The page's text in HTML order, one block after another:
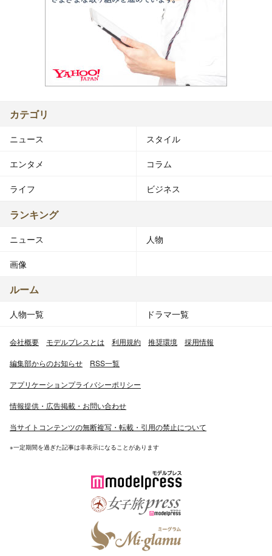
カテゴリ
ニュース スタイル
エンタメ コラム
ライフ ビジネス
ランキング
ニュース 人物
画像
ルーム
人物一覧 ドラマ一覧
会社概要 モデルプレスとは 利用規約 推奨環境 採用情報
編集部からのお知らせ RSS一覧
アプリケーションプライバシーポリシー
情報提供・広告掲載・お問い合わせ
当サイトコンテンツの無断複写・転載・引用の禁止について
※一定期間を過ぎた記事は非表示になることがあります